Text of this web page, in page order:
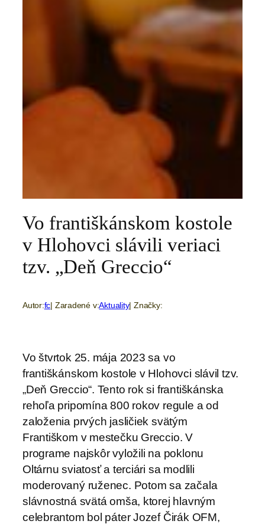
Vo františkánskom kostole
v Hlohovci slávili veriaci
tzv. „Deň Greccio“
Autor:fc| Zaradené v:Aktuality| Značky:
Vo štvrtok 25. mája 2023 sa vo
františkánskom kostole v Hlohovci slávil tzv.
„Deň Greccio“. Tento rok si františkánska
rehoľa pripomína 800 rokov regule a od
založenia prvých jasličiek svätým
Františkom v mestečku Greccio. V
programe najskôr vyložili na poklonu
Oltárnu sviatosť a terciári sa modlili
moderovaný ruženec. Potom sa začala
slávnostná svätá omša, ktorej hlavným
celebrantom bol páter Jozef Čirák OFM,